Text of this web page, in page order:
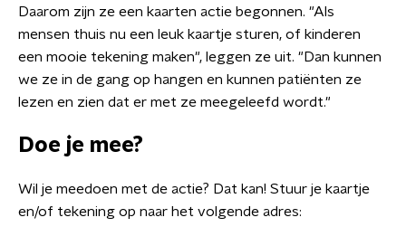
Daarom zijn ze een kaarten actie begonnen. "Als
mensen thuis nu een leuk kaartje sturen, of kinderen
een mooie tekening maken", leggen ze uit. "Dan kunnen
we ze in de gang op hangen en kunnen patiënten ze
lezen en zien dat er met ze meegeleefd wordt."
Doe je mee?
Wil je meedoen met de actie? Dat kan! Stuur je kaartje
en/of tekening op naar het volgende adres: